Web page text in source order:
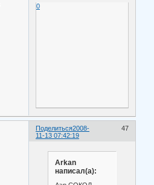
0
Поделиться 47
2008-
11-13 07:42:19
Arkan
написал(а):